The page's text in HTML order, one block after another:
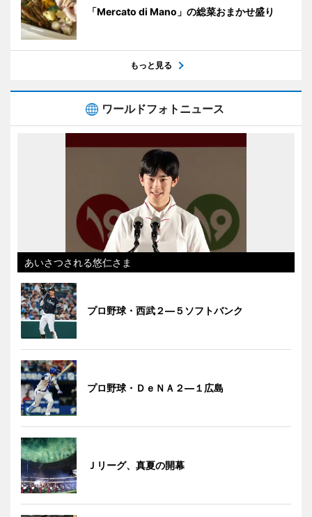
「Mercato di Mano」の総菜おまかせ盛り
もっと見る
ワールドフォトニュース
あいさつされる悠仁さま
プロ野球・西武２―５ソフトバンク
プロ野球・ＤｅＮＡ２―１広島
Ｊリーグ、真夏の開幕